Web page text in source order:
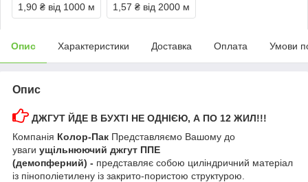
1,90 ₴ від 1000 м 1,57 ₴ від 2000 м
Опис Характеристики Доставка Оплата Умови
Опис
ДЖГУТ ЙДЕ В БУХТІ НЕ ОДНІЄЮ, А ПО 12 ЖИЛ!!!
Компанія Колор-Пак Представляємо Вашому до
уваги ущільнюючий джгут ППЕ
(демопферний) - представляє собою циліндричний матеріал
із пінополіетилену із закрито-пористою структурою.